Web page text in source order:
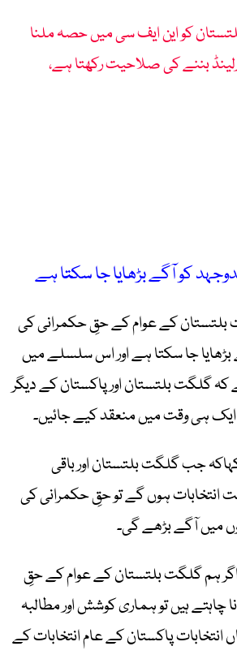
کو این ایف سی میں حصہ ملنا
بننے کی صلاحیت رکھتا ہے،
کو آگے بڑھایا جا سکتا ہے
بلتستان کے عوام کے حقِ حکمرانی کی
جا سکتا ہے اور اس سلسلے میں
کہ گلگت بلتستان اور پاکستان کے دیگر
ہی وقت میں منعقد کیے جائیں۔
کہاکہ جب گلگت بلتستان اور باقی
انتخابات ہوں گے تو حقِ حکمرانی کی
میں آگے بڑھے گی۔
اگر ہم گلگت بلتستان کے عوام کے حقِ
چاہتے ہیں تو ہماری کوشش اور مطالبہ
انتخابات پاکستان کے عام انتخابات کے